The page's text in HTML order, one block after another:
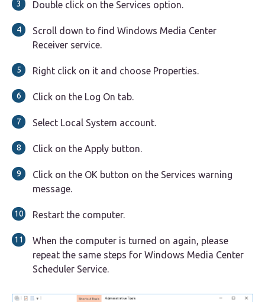
Double click on the Services option.
Scroll down to find Windows Media Center
Receiver service.
Right click on it and choose Properties.
Click on the Log On tab.
Select Local System account.
Click on the Apply button.
Click on the OK button on the Services warning
message.
Restart the computer.
When the computer is turned on again, please
repeat the same steps for Windows Media Center
Scheduler Service.